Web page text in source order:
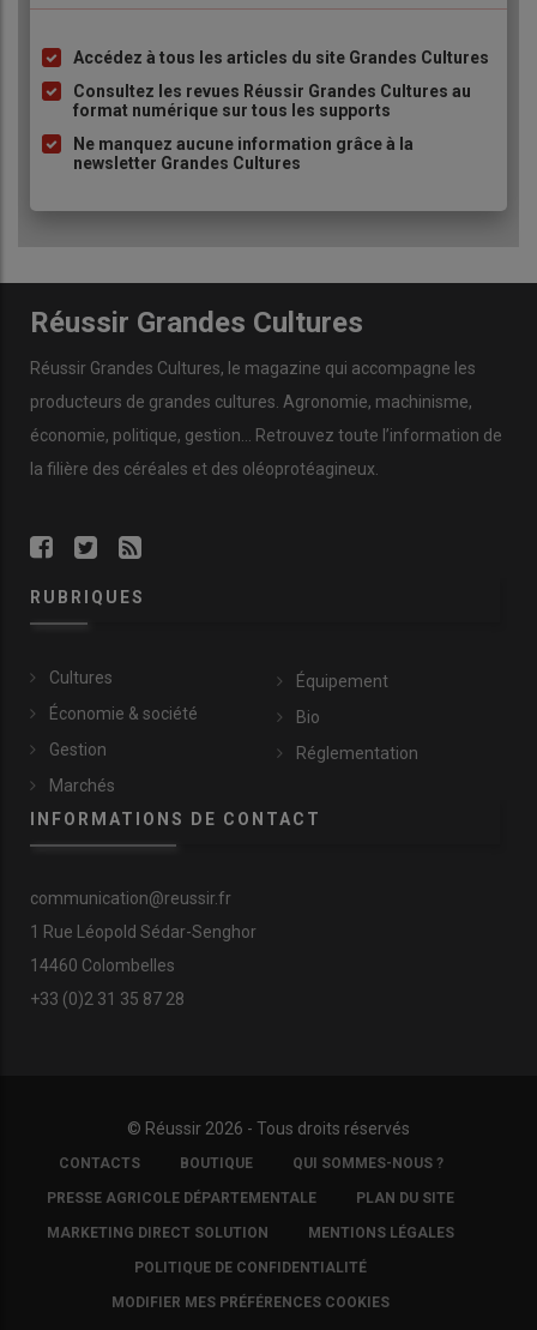
Liste
à
puce
Accédez à tous les articles du site Grandes Cultures
Consultez les revues Réussir Grandes Cultures au
format numérique sur tous les supports
Ne manquez aucune information grâce à la
newsletter Grandes Cultures
Réussir Grandes Cultures
Réussir Grandes Cultures, le magazine qui accompagne les
producteurs de grandes cultures Agronomie, machinisme,
économie, politique, gestion … Retrouvez toute l’information de
la filière des céréales et des oléoprotéagineux
RUBRIQUES
Cultures
Économie & société
Gestion
Marchés
Équipement
Bio
Réglementation
INFORMATIONS DE CONTACT
communication@reussir.fr
1 Rue Léopold Sédar-Senghor
14460 Colombelles
+33 (0)2 31 35 87 28
© Réussir 2026 - Tous droits réservés
FOOTER
COPYRIGHT
CONTACTS BOUTIQUE QUI SOMMES-NOUS ?
PRESSE AGRICOLE DÉPARTEMENTALE PLAN DU SITE
MARKETING DIRECT SOLUTION MENTIONS LÉGALES
POLITIQUE DE CONFIDENTIALITÉ
MODIFIER MES PRÉFÉRENCES COOKIES